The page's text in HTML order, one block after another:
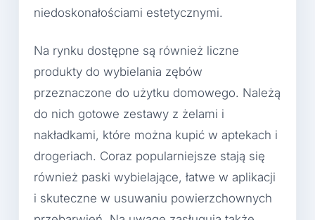
niedoskonałościami estetycznymi.
Na rynku dostępne są również liczne
produkty do wybielania zębów
przeznaczone do użytku domowego. Należą
do nich gotowe zestawy z żelami i
nakładkami, które można kupić w aptekach i
drogeriach. Coraz popularniejsze stają się
również paski wybielające, łatwe w aplikacji
i skuteczne w usuwaniu powierzchownych